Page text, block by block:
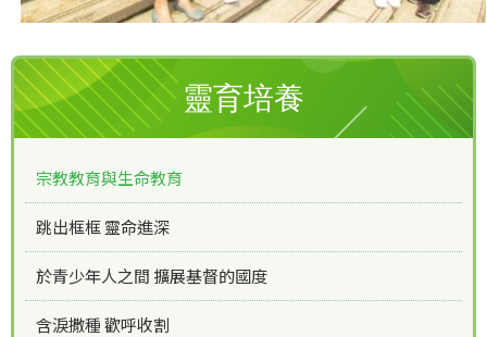
靈育培養
宗教教育與生命教育
跳出框框 靈命進深
於青少年人之間 擴展基督的國度
含淚撒種 歡呼收割